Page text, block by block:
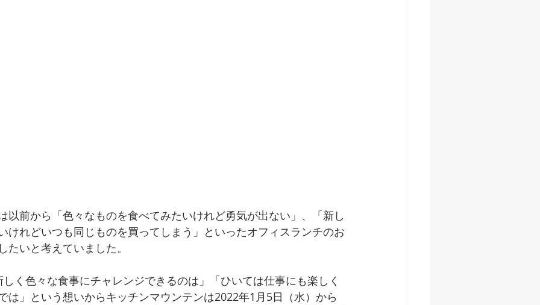
以前から「色々なものを食べてみたいけれど勇気が出ない」、「新し
けれどいつも同じものを買ってしまう」といったオフィスランチのお
たいと考えていました。
しく色々な食事にチャレンジできるのは」「ひいては仕事にも楽しく
は」という想いからキッチンマウンテンは2022年1月5日（水）から